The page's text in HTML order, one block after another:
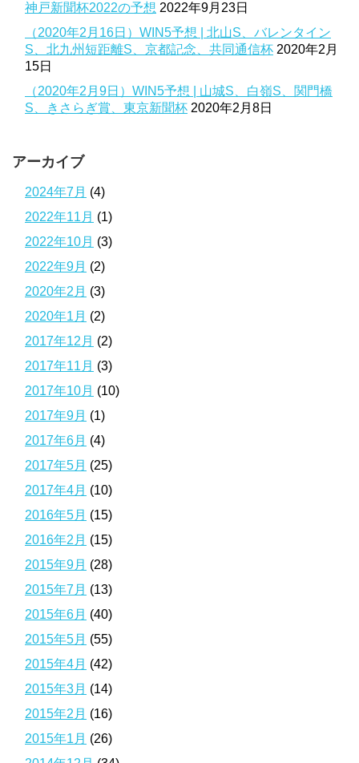
神戸新聞杯2022の予想 2022年9月23日
（2020年2月16日）WIN5予想 | 北山S、バレンタイン
S、北九州短距離S、京都記念、共同通信杯 2020年2月
15日
（2020年2月9日）WIN5予想 | 山城S、白嶺S、関門橋
S、きさらぎ賞、東京新聞杯 2020年2月8日
アーカイブ
2024年7月 (4)
2022年11月 (1)
2022年10月 (3)
2022年9月 (2)
2020年2月 (3)
2020年1月 (2)
2017年12月 (2)
2017年11月 (3)
2017年10月 (10)
2017年9月 (1)
2017年6月 (4)
2017年5月 (25)
2017年4月 (10)
2016年5月 (15)
2016年2月 (15)
2015年9月 (28)
2015年7月 (13)
2015年6月 (40)
2015年5月 (55)
2015年4月 (42)
2015年3月 (14)
2015年2月 (16)
2015年1月 (26)